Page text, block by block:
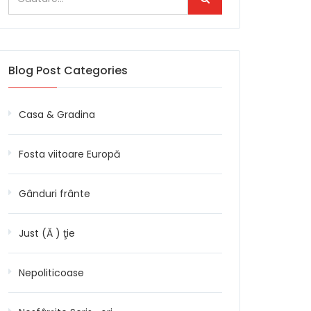
Blog Post Categories
Casa & Gradina
Fosta viitoare Europă
Gânduri frânte
Just (Ă ) ţie
Nepoliticoase